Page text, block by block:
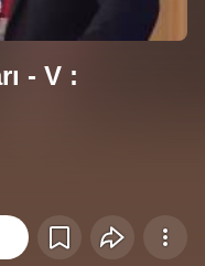
- V :